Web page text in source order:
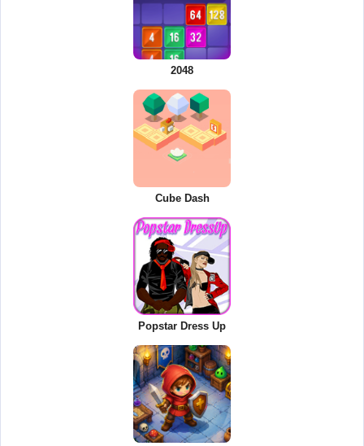
2048
Cube Dash
Popstar Dress Up